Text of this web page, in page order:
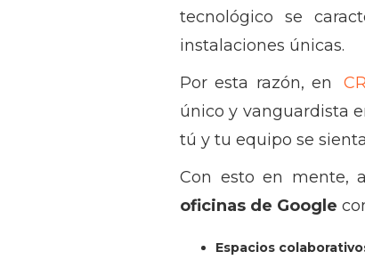
tecnológico se
instalaciones únicas.
Por esta razón, en
único y vanguardista
tú y tu equipo se
Con esto en mente,
oficinas de Google
Espacios